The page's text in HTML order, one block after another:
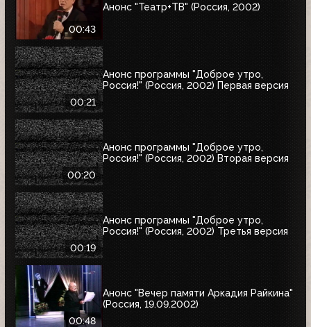
00:43
Анонс "Театр+ТВ" (Россия, 2002)
00:21
Анонс программы "Доброе утро,
Россия!" (Россия, 2002) Первая версия
00:20
Анонс программы "Доброе утро,
Россия!" (Россия, 2002) Вторая версия
00:19
Анонс программы "Доброе утро,
Россия!" (Россия, 2002) Третья версия
00:48
Анонс "Вечер памяти Аркадия Райкина"
(Россия, 19.09.2002)